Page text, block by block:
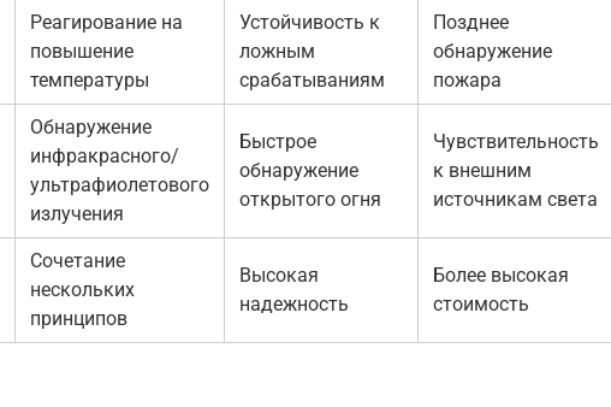
Реагирование на
повышение
температуры
Устойчивость к
ложным
срабатываниям
Позднее
обнаружение
пожара
Обнаружение
инфракрасного/
ультрафиолетового
излучения
Быстрое
обнаружение
открытого огня
Чувствительность
к внешним
источникам света
Сочетание
нескольких
принципов
Высокая
надежность
Более высокая
стоимость